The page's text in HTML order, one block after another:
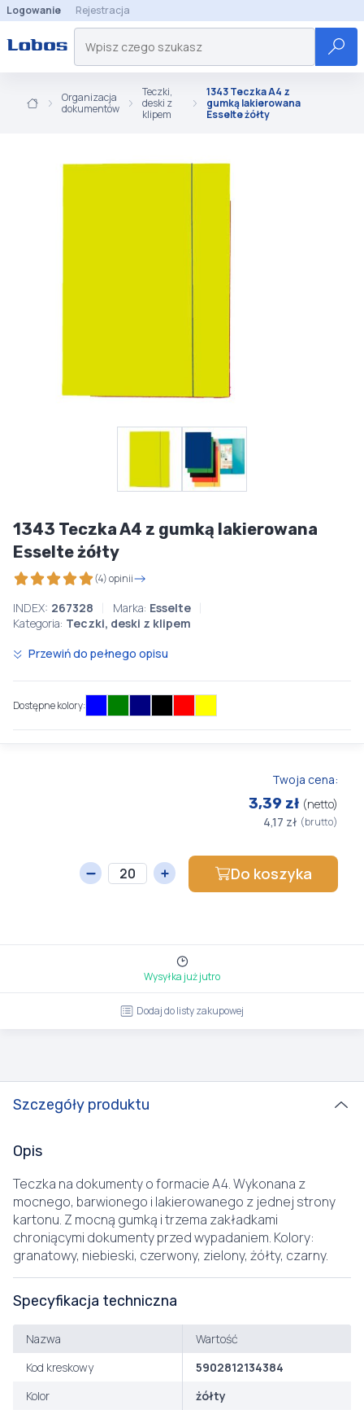
Logowanie Rejestracja
Organizacja
dokumentów
Teczki,
deski z
klipem
1343 Teczka A4 z
gumką lakierowana
Esselte żółty
1343 Teczka A4 z gumką lakierowana
Esselte żółty
(4) opinii
INDEX: 267328 Marka: Esselte
Kategoria: Teczki, deski z klipem
Przewiń do pełnego opisu
Dostępne kolory:
Twoja cena:
3,39 zł (netto)
4,17 zł (brutto)
Do koszyka
Wysyłka już jutro
Dodaj do listy zakupowej
Szczegóły produktu
Opis
Teczka na dokumenty o formacie A4. Wykonana z
mocnego, barwionego i lakierowanego z jednej strony
kartonu. Z mocną gumką i trzema zakładkami
chroniącymi dokumenty przed wypadaniem. Kolory:
granatowy, niebieski, czerwony, zielony, żółty, czarny.
Specyfikacja techniczna
Nazwa
Wartość
Kod kreskowy
5902812134384
Kolor
żółty